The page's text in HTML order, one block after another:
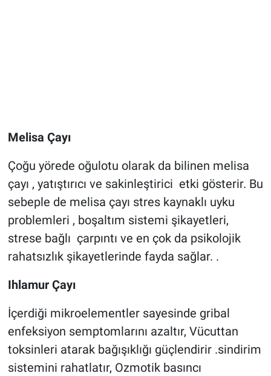
Melisa Çayı
Çoğu yörede oğulotu olarak da bilinen melisa
çayı , yatıştırıcı ve sakinleştirici etki gösterir. Bu
sebeple de melisa çayı stres kaynaklı uyku
problemleri , boşaltım sistemi şikayetleri,
strese bağlı çarpıntı ve en çok da psikolojik
rahatsızlık şikayetlerinde fayda sağlar. .
Ihlamur Çayı
İçerdiği mikroelementler sayesinde gribal
enfeksiyon semptomlarını azaltır, Vücuttan
toksinleri atarak bağışıklığı güçlendirir .sindirim
sistemini rahatlatır, Ozmotik basıncı